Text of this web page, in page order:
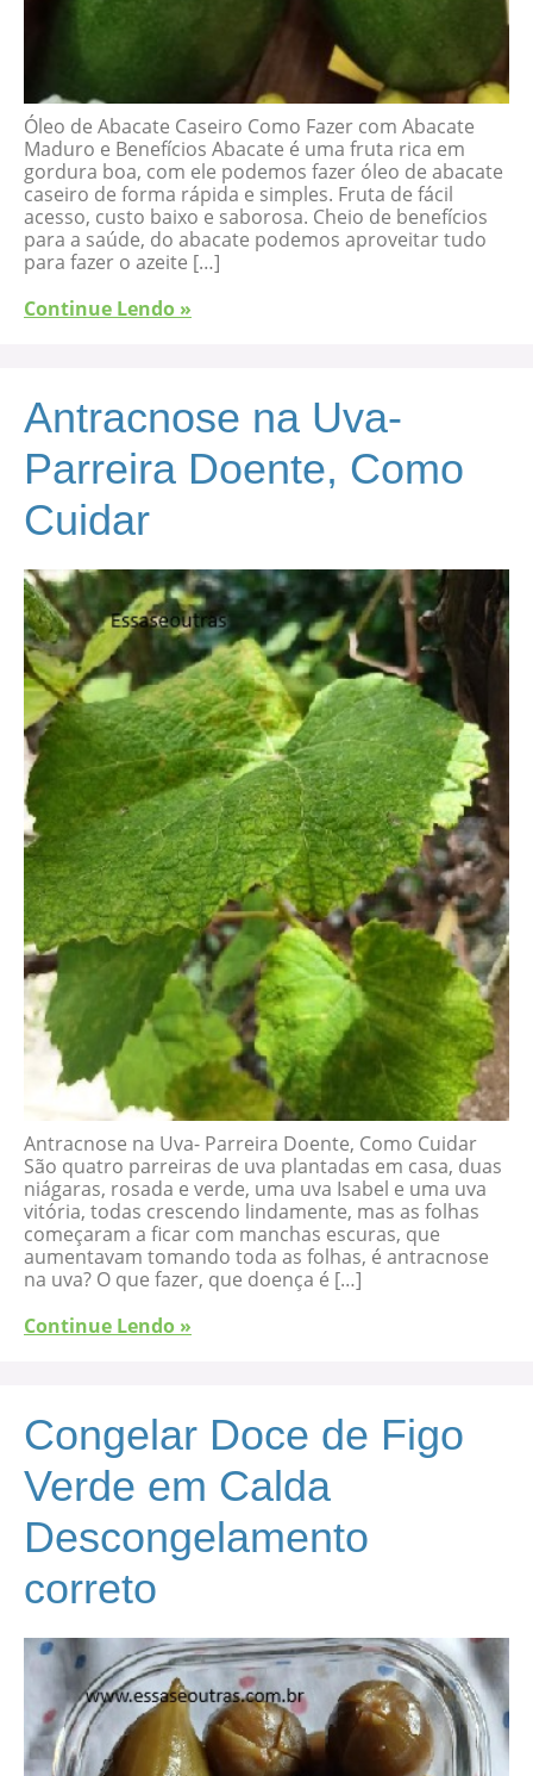
Óleo de Abacate Caseiro Como Fazer com Abacate
Maduro e Benefícios Abacate é uma fruta rica em
gordura boa, com ele podemos fazer óleo de abacate
caseiro de forma rápida e simples. Fruta de fácil
acesso, custo baixo e saborosa. Cheio de benefícios
para a saúde, do abacate podemos aproveitar tudo
para fazer o azeite […]
Continue Lendo »
Antracnose na Uva-
Parreira Doente, Como
Cuidar
Antracnose na Uva- Parreira Doente, Como Cuidar
São quatro parreiras de uva plantadas em casa, duas
niágaras, rosada e verde, uma uva Isabel e uma uva
vitória, todas crescendo lindamente, mas as folhas
começaram a ficar com manchas escuras, que
aumentavam tomando toda as folhas, é antracnose
na uva? O que fazer, que doença é […]
Continue Lendo »
Congelar Doce de Figo
Verde em Calda
Descongelamento
correto